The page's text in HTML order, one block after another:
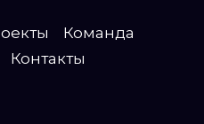
Команда
Контакты